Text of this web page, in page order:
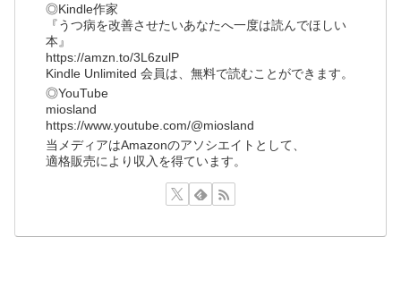
◎Kindle作家
『うつ病を改善させたいあなたへ一度は読んでほしい
本』
https://amzn.to/3L6zulP
Kindle Unlimited 会員は、無料で読むことができます。
◎YouTube
miosland
https://www.youtube.com/@miosland
当メディアはAmazonのアソシエイトとして、
適格販売により収入を得ています。